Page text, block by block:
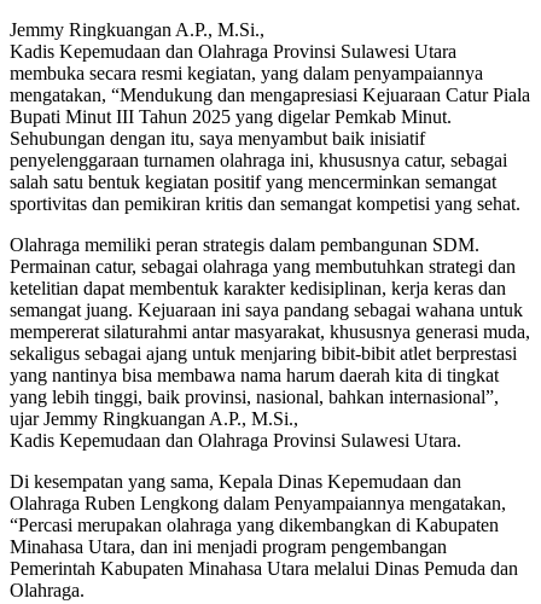
Jemmy Ringkuangan A.P., M.Si.,
Kadis Kepemudaan dan Olahraga Provinsi Sulawesi Utara
membuka secara resmi kegiatan, yang dalam penyampaiannya
mengatakan, “Mendukung dan mengapresiasi Kejuaraan Catur Piala
Bupati Minut III Tahun 2025 yang digelar Pemkab Minut.
Sehubungan dengan itu, saya menyambut baik inisiatif
penyelenggaraan turnamen olahraga ini, khususnya catur, sebagai
salah satu bentuk kegiatan positif yang mencerminkan semangat
sportivitas dan pemikiran kritis dan semangat kompetisi yang sehat.
Olahraga memiliki peran strategis dalam pembangunan SDM.
Permainan catur, sebagai olahraga yang membutuhkan strategi dan
ketelitian dapat membentuk karakter kedisiplinan, kerja keras dan
semangat juang. Kejuaraan ini saya pandang sebagai wahana untuk
mempererat silaturahmi antar masyarakat, khususnya generasi muda,
sekaligus sebagai ajang untuk menjaring bibit-bibit atlet berprestasi
yang nantinya bisa membawa nama harum daerah kita di tingkat
yang lebih tinggi, baik provinsi, nasional, bahkan internasional”,
ujar Jemmy Ringkuangan A.P., M.Si.,
Kadis Kepemudaan dan Olahraga Provinsi Sulawesi Utara.
Di kesempatan yang sama, Kepala Dinas Kepemudaan dan
Olahraga Ruben Lengkong dalam Penyampaiannya mengatakan,
“Percasi merupakan olahraga yang dikembangkan di Kabupaten
Minahasa Utara, dan ini menjadi program pengembangan
Pemerintah Kabupaten Minahasa Utara melalui Dinas Pemuda dan
Olahraga.